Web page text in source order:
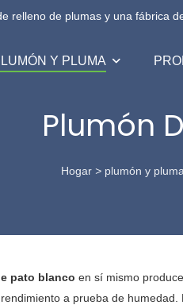
relleno de plumas y una fábrica
Y PLUMA
Plumón
Hogar > plumón y
pato blanco en sí mismo
a prueba de